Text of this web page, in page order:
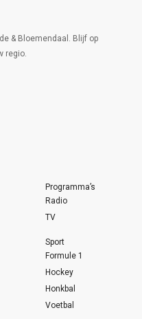
& Bloemendaal. Blijf op
regio.
Programma’s
Radio
TV
Sport
Formule 1
Hockey
Honkbal
Voetbal